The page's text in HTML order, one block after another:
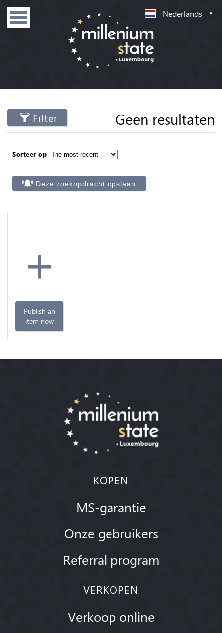
Nederlands
Filter Geen resultaten
Sorteer op
Deze zoekopdracht opslaan
+
Publish an
item now
KOPEN
MS-garantie
Onze gebruikers
Referral program
VERKOPEN
Verkoop online